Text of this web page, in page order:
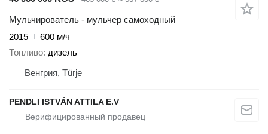
Мульчирователь - мульчер самоходный
2015
600 м/ч
Топливо дизель
Венгрия, Türje
PENDLI ISTVÁN ATTILA E.V